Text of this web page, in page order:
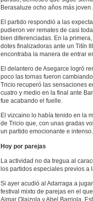
Berasaluze ocho años más joven.
El partido respondió a las
pudieron ver remates de casi
bien diferenciadas. En la
dotes finalizadoras ante un Titín
encontraba la manera de entrar
El delantero de Asegarce logró
poco las tornas fueron
Tricio recuperó las sensaciones
cuatro y medio en la final ante
fue acabando el fuelle.
El vizcaino lo había tenido en la
de Tricio que, con unas gradas
un partido emocionante e intenso.
Hoy por parejas
La actividad no da tregua al
los partidos especiales previos a
Si ayer acudió al Adarraga a
festival mixto de parejas en el
Aimar Olaizola y Abel Barriola.